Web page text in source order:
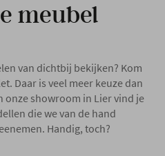
meubel
van dichtbij bekijken? Kom
Daar is veel meer keuze dan
onze showroom in Lier vind je
die we van de hand
Handig, toch?